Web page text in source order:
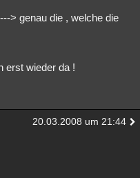
Literatur
Geschlossen
> genau die , welche die
erst wieder da !
20.03.2008 um 21:44